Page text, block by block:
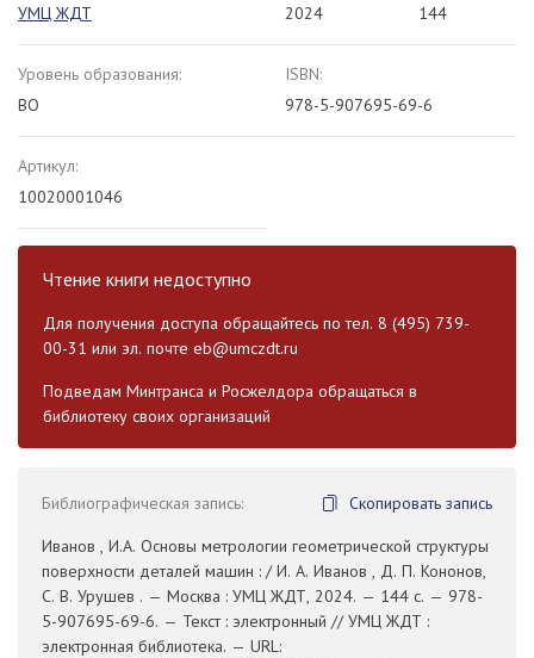
УМЦ ЖДТ
2024
144
Уровень образования:
ВО
ISBN:
978-5-907695-69-6
Артикул:
10020001046
Чтение книги недоступно
Для получения доступа обращайтесь по тел. 8 (495) 739-
00-31 или эл. почте eb@umczdt.ru
Подведам Минтранса и Росжелдора обращаться в
библиотеку своих организаций
Библиографическая запись:
Скопировать запись
Иванов , И.А. Основы метрологии геометрической структуры
поверхности деталей машин : / И. А. Иванов , Д. П. Кононов,
С. В. Урушев . — Москва : УМЦ ЖДТ, 2024. — 144 с. — 978-
5-907695-69-6. — Текст : электронный // УМЦ ЖДТ :
электронная библиотека. — URL: